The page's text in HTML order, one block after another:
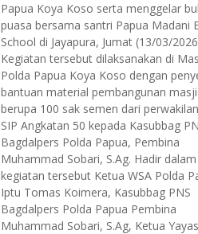
Papua Koya Koso serta menggelar
puasa bersama santri Papua Madani
School di Jayapura, Jumat (13/03/
Kegiatan tersebut dilaksanakan di
Polda Papua Koya Koso dengan
bantuan material pembangunan
berupa 100 sak semen dari
SIP Angkatan 50 kepada Kasubbag
Bagdalpers Polda Papua, Pembina
Muhammad Sobari, S.Ag. Hadir dalam
kegiatan tersebut Ketua WSA Polda
Iptu Tomas Koimera, Kasubbag PNS
Bagdalpers Polda Papua Pembina
Muhammad Sobari, S.Ag, Ketua